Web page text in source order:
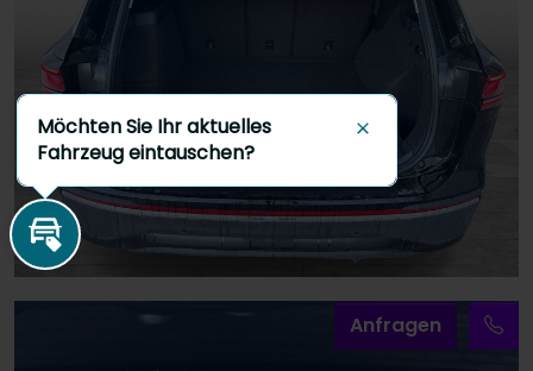
Anfragen
Inzahlungnahme
Möchten Sie Ihr aktuelles
Fahrzeug eintauschen?
Schließen